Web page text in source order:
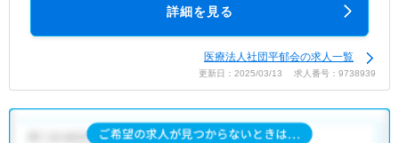
詳細を見る
医療法人社団平郁会の求人一覧
更新日：2025/03/13 求人番号：9738939